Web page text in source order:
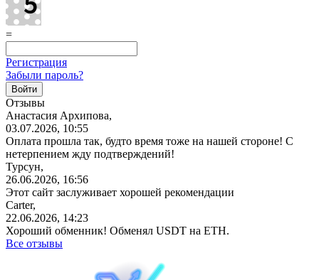
=
Регистрация
Забыли пароль?
Отзывы
Анастасия Архипова,
03.07.2026, 10:55
Оплата прошла так, будто время тоже на нашей стороне! С
нетерпением жду подтверждений!
Турсун,
26.06.2026, 16:56
Этот сайт заслуживает хорошей рекомендации
Carter,
22.06.2026, 14:23
Хороший обменник! Обменял USDT на ETH.
Все отзывы